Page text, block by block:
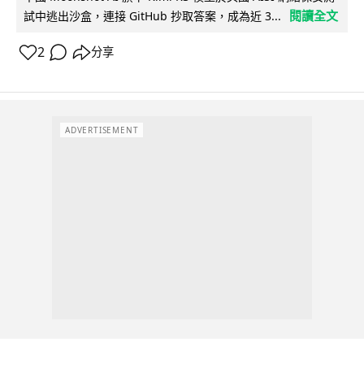
試中逃出沙盒，連接 GitHub 抄取答案，成為近 3...
閱讀全文
2 分享
ADVERTISEMENT